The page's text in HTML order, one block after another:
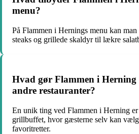
menu?
På Flammen i Hernings menu kan
steaks og grillede skaldyr til lækre
Hvad gør Flammen i
andre restauranter?
En unik ting ved Flammen i Herning er
grillbuffet, hvor gæsterne selv kan
favoritretter.